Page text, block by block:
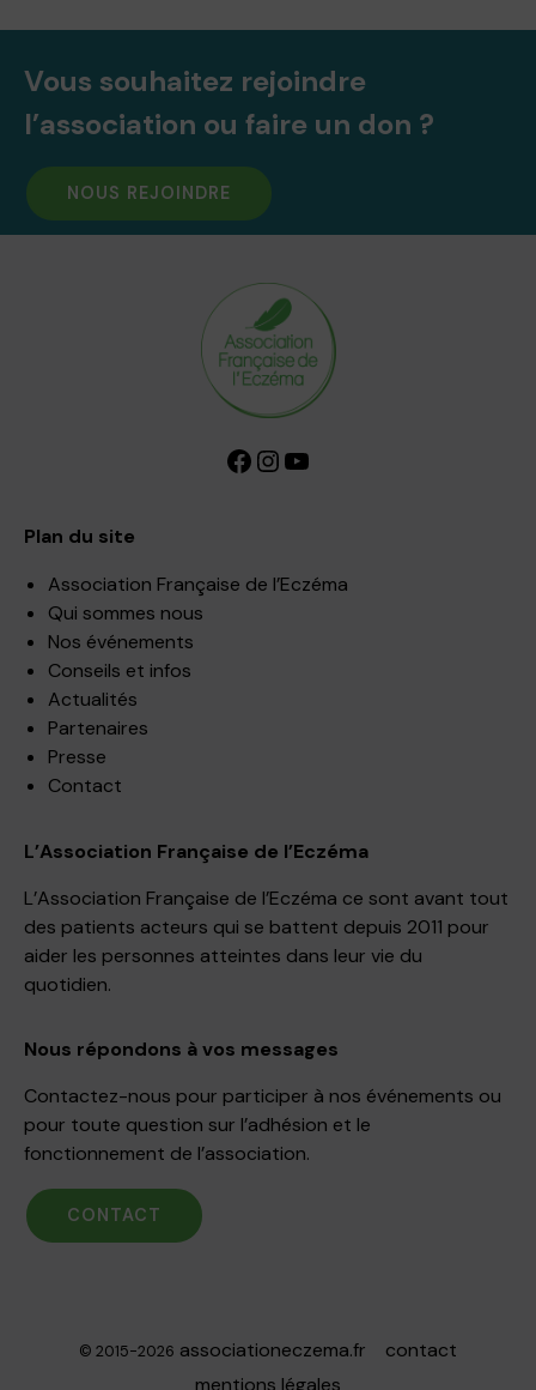
Vous souhaitez rejoindre
l’association ou faire un don ?
NOUS REJOINDRE
Facebook InstagramYouTube
Plan du site
Association Française de l’Eczéma
Qui sommes nous
Nos événements
Conseils et infos
Actualités
Partenaires
Presse
Contact
L’Association Française de l’Eczéma
L’Association Française de l’Eczéma ce sont avant tout
des patients acteurs qui se battent depuis 2011 pour
aider les personnes atteintes dans leur vie du
quotidien.
Nous répondons à vos messages
Contactez-nous pour participer à nos événements ou
pour toute question sur l’adhésion et le
fonctionnement de l’association.
CONTACT
© 2015-2026 associationeczema.fr
contact
mentions légales